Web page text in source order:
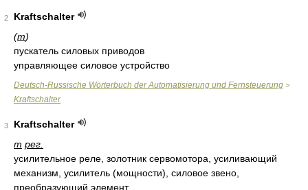
2
Kraftschalter
(m)
пускатель силовых приводов
управляющее силовое устройство
Deutsch-Russische Wörterbuch der Automatisierung und Fernsteuerung >
Kraftschalter
3
Kraftschalter
m рег.
усилительное реле, золотник сервомотора, усиливающий
механизм, усилитель (мощности), силовое звено,
преобразующий элемент